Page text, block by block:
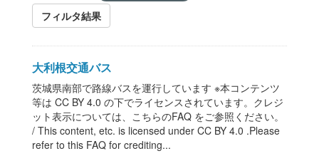
フィルタ結果
大利根交通バス
茨城県南部で路線バスを運行しています ※本コンテンツ
等は CC BY 4.0 の下でライセンスされています。クレジ
ット表示については、こちらのFAQ をご参照ください。
/ This content, etc. is licensed under CC BY 4.0 .Please
refer to this FAQ for crediting...